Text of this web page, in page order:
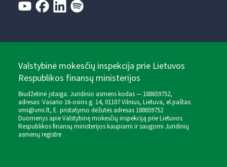
Valstybinė mokesčių inspekcija prie Lietuvos
Respublikos finansų ministerijos
Biudžetinė įstaiga. Juridinio asmens kodas — 188659752,
adresas: Vasario 16-osios g. 14, 01107 Vilnius, Lietuva, el.paštas:
vmi@vmi.lt, E. pristatymo dėžutės adresas 188659752
Duomenys apie Valstybinę mokesčių inspekciją prie Lietuvos
Respublikos finansų ministerijos kaupiami ir saugomi Juridinių
asmenų registre